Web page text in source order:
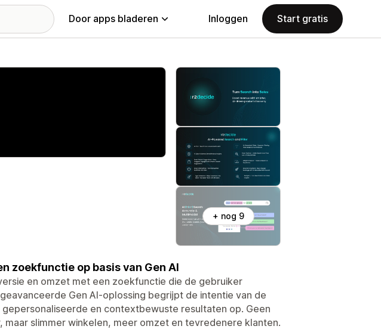
Door apps bladeren Inloggen Start gratis
+ nog 9
zoekfunctie op basis van Gen AI
en omzet met een zoekfunctie die de gebruiker
Gen AI-oplossing begrijpt de intentie van de
en contextbewuste resultaten op. Geen
slimmer winkelen, meer omzet en tevredenere klanten.